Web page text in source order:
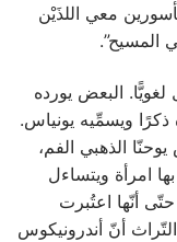
معي اللذَيْن
المسيح”.
لغويًّا. البعض يورده
ذكرًا ويسمِّيه يونياس.
الذهبي الفم،
امرأة ويتساءل
حتّى أنّها اعتُبرت
أنّ أندرونيكوس